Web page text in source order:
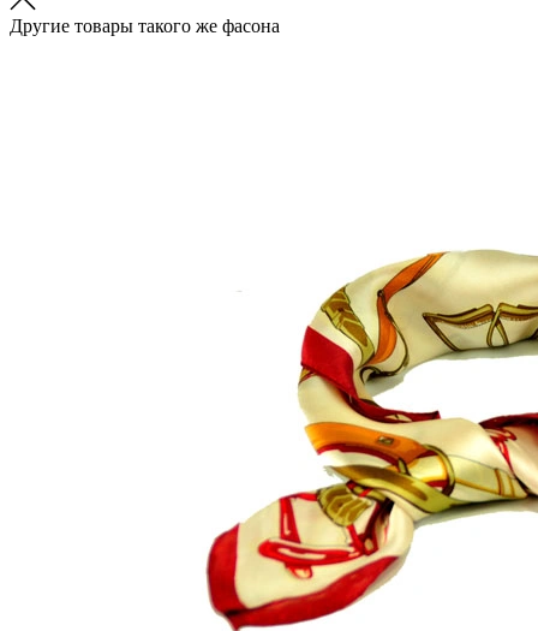
Другие товары такого же фасона